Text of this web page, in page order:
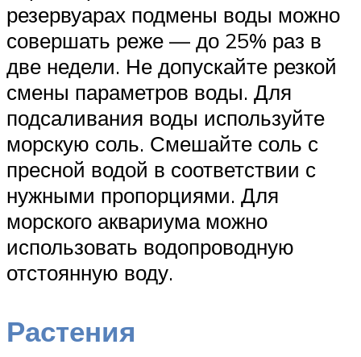
резервуарах подмены воды можно
совершать реже — до 25% раз в
две недели. Не допускайте резкой
смены параметров воды. Для
подсаливания воды используйте
морскую соль. Смешайте соль с
пресной водой в соответствии с
нужными пропорциями. Для
морского аквариума можно
использовать водопроводную
отстоянную воду.
Растения